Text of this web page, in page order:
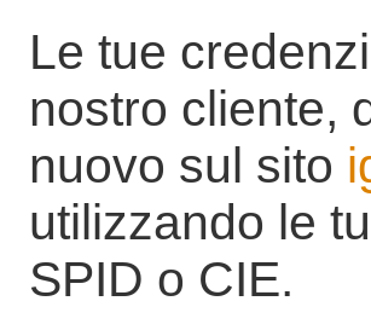
Le tue
nostro cliente,
nuovo sul sito
utilizzando le
SPID o CIE.